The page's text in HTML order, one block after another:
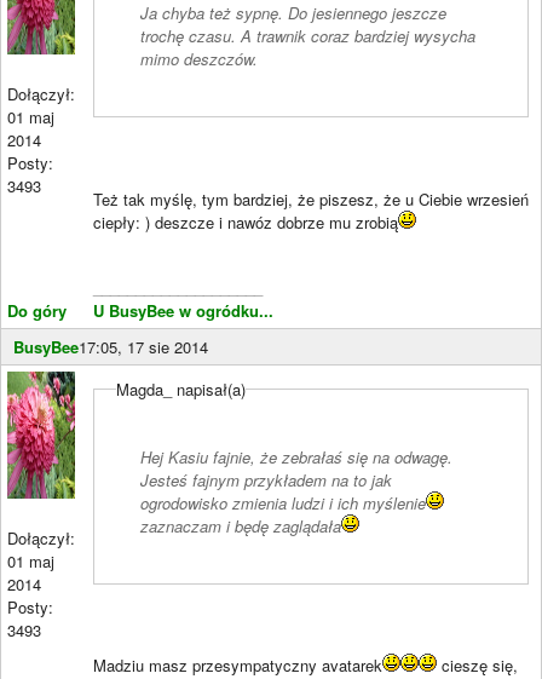
Dołączył:
01 maj
2014
Posty:
3493
Do góry
Ja chyba też sypnę. Do jesiennego jeszcze
trochę czasu. A trawnik coraz bardziej wysycha
mimo deszczów.
Też tak myślę, tym bardziej, że piszesz, że u Ciebie wrzesień
ciepły: ) deszcze i nawóz dobrze mu zrobią
U BusyBee w ogródku...
BusyBee17:05, 17 sie 2014
Dołączył:
01 maj
2014
Posty:
3493
Magda_ napisał(a)
Hej Kasiu fajnie, że zebrałaś się na odwagę.
Jesteś fajnym przykładem na to jak
ogrodowisko zmienia ludzi i ich myślenie
zaznaczam i będę zaglądała
Madziu masz przesympatyczny avatarek
cieszę się,